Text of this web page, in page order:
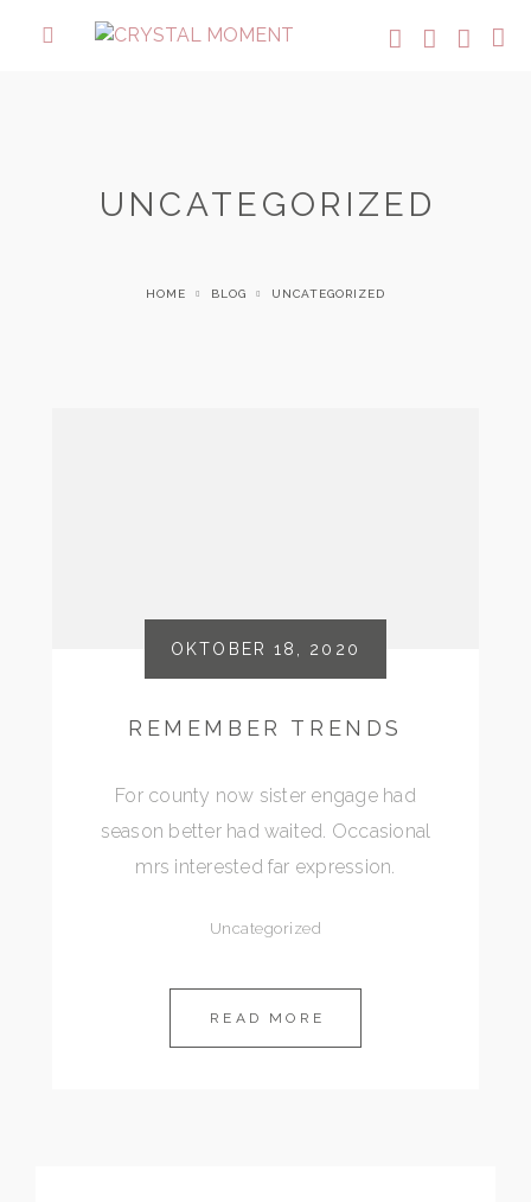
UNCATEGORIZED
HOME BLOG UNCATEGORIZED
OKTOBER 18, 2020
REMEMBER TRENDS
For county now sister engage had
season better had waited. Occasional
mrs interested far expression.
Uncategorized
READ MORE